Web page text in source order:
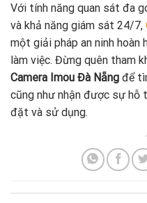
Với tính năng quan sát đa
và khả năng giám sát 24/7,
một giải pháp an ninh hoàn
làm việc. Đừng quên tham
Camera Imou Đà Nẵng để
cũng như nhận được sự
đặt và sử dụng.